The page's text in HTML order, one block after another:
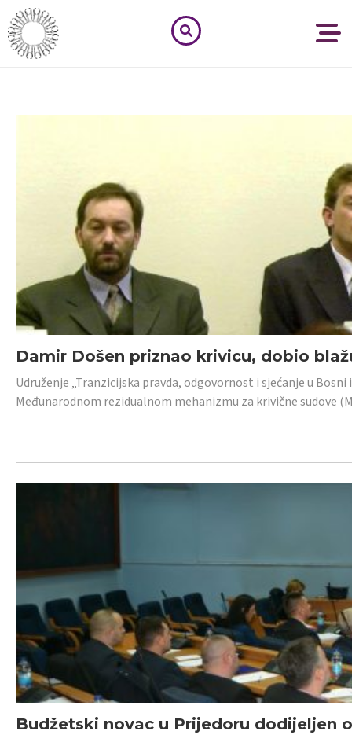
Damir Došen priznao krivicu, dobio
Udruženje „Tranzicijska pravda, odgovornost i sjećanje u
Međunarodnom rezidualnom mehanizmu za krivične sudove
Budžetski novac u Prijedoru dodijeljen